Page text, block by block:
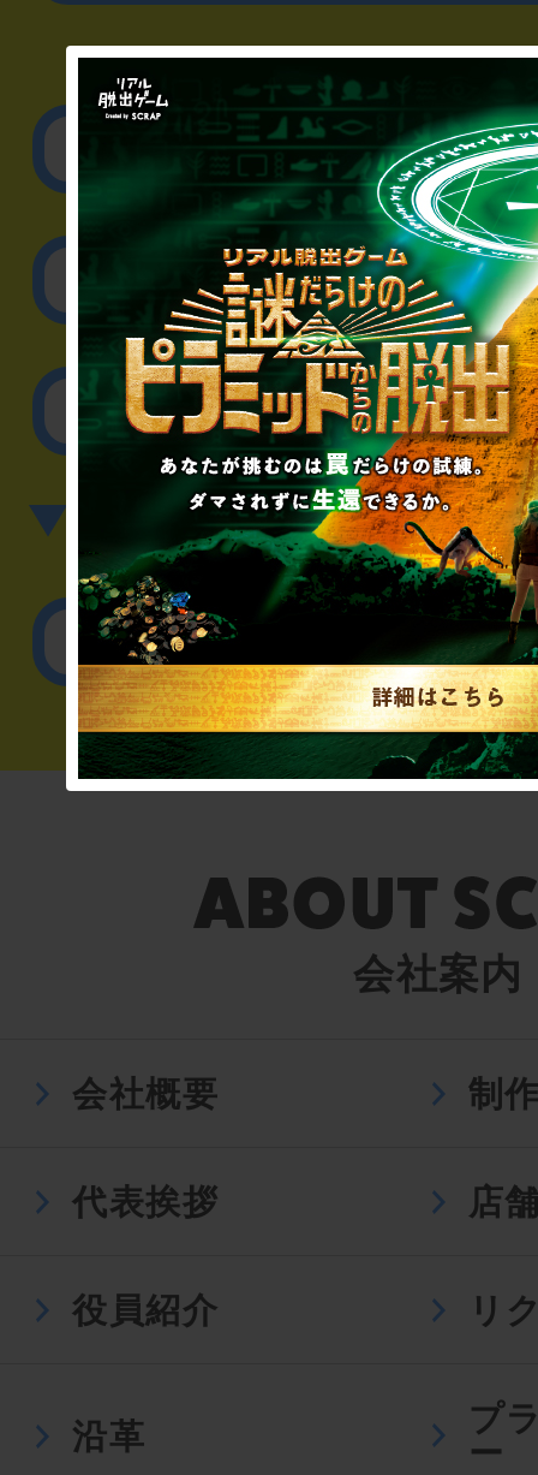
▼企業／法人の方
リアル脱出ゲーム制作
取材に関するお
その他のご相談／
▼英語、中国語でのお問
English／
会社案内
会社概要 制
代表挨拶 店
役員紹介 リ
沿革
プ
ー